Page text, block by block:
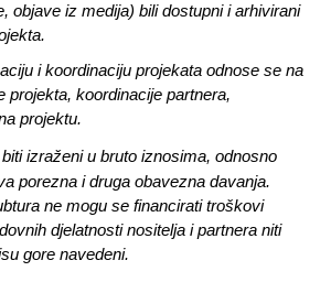
objave iz medija) bili dostupni i arhivirani
i koordinaciju projekata odnose se na
projekta, koordinacije partnera,
projektu.
izraženi u bruto iznosima, odnosno
porezna i druga obavezna davanja.
ne mogu se financirati troškovi
djelatnosti nositelja i partnera niti
gore navedeni.